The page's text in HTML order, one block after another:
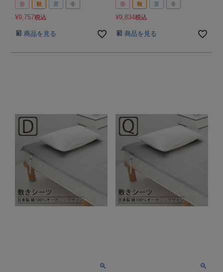
春 秋 夏 冬
¥9,757税込
商品を見る
春 秋 夏 冬
¥9,834税込
商品を見る